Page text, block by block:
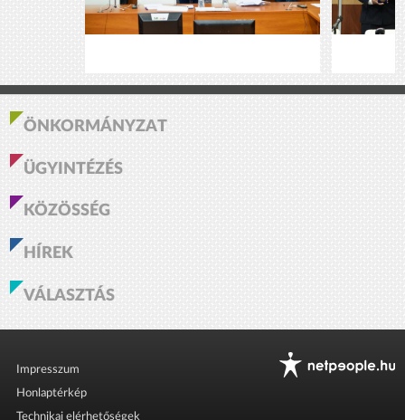
ÖNKORMÁNYZAT
ÜGYINTÉZÉS
KÖZÖSSÉG
HÍREK
VÁLASZTÁS
Impresszum
Honlaptérkép
Technikai elérhetőségek